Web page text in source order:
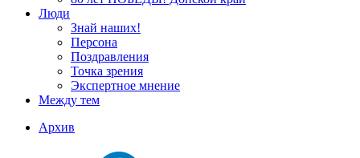
Люди
Знай наших!
Персона
Поздравления
Точка зрения
Экспертное мнение
Между тем
Архив